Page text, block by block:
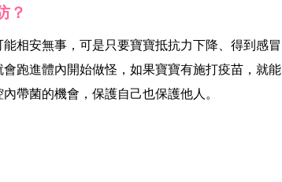
？
相安無事，可是只要寶寶抵抗力下降、得到感冒
跑進體內開始做怪，如果寶寶有施打疫苗，就能
帶菌的機會，保護自己也保護他人。